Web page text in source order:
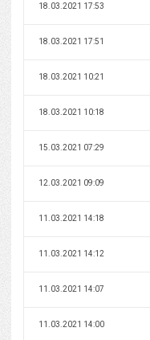
18.03.2021 17:53
18.03.2021 17:51
18.03.2021 10:21
18.03.2021 10:18
15.03.2021 07:29
12.03.2021 09:09
11.03.2021 14:18
11.03.2021 14:12
11.03.2021 14:07
11.03.2021 14:00